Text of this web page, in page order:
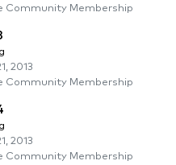
Community Membership
2013
Community Membership
2013
Community Membership